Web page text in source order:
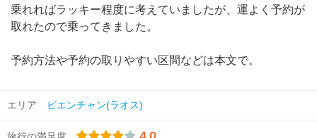
乗れればラッキー程度に考えていましたが、運よく予約が
取れたので乗ってきました。
予約方法や予約の取りやすい区間などは本文で。
エリア ビエンチャン(ラオス)